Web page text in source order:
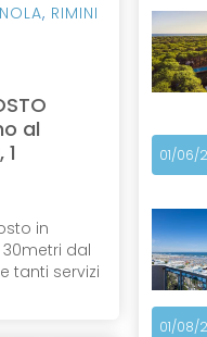
, RIMINI
al
in
dal
tanti servizi
01/06/
01/08/